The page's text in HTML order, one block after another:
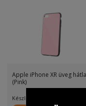
Apple iPhone XR üveg
(Pink)
Készletinfó: